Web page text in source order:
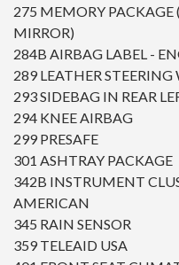
275 MEMORY PACKAGE
MIRROR)
284B AIRBAG LABEL -
289 LEATHER
293 SIDEBAG IN REAR
294 KNEE AIRBAG
299 PRESAFE
301 ASHTRAY PACKAGE
342B INSTRUMENT
AMERICAN
345 RAIN SENSOR
359 TELEAID USA